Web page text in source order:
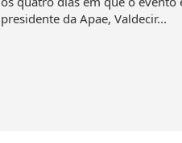
presidente da Apae, Valdecir...